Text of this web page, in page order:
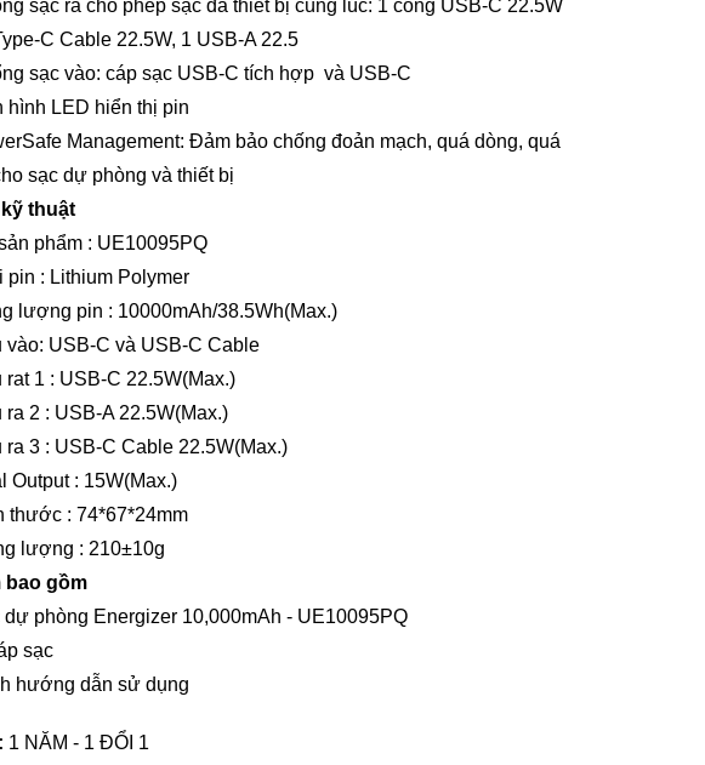
sạc ra cho phép sạc đa thiết bị cùng lúc: 1 cổng USB-C 22.5W
C Cable 22.5W, 1 USB-A 22.5
sạc vào: cáp sạc USB-C tích hợp  và USB-C
hình LED hiển thị pin
Management: Đảm bảo chống đoản mạch, quá dòng, quá
sạc dự phòng và thiết bị
thuật
phẩm : UE10095PQ
pin : Lithium Polymer
lượng pin : 10000mAh/38.5Wh(Max.)
vào: USB-C và USB-C Cable
1 : USB-C 22.5W(Max.)
2 : USB-A 22.5W(Max.)
ra 3 : USB-C Cable 22.5W(Max.)
Output : 15W(Max.)
thước : 74*67*24mm
lượng : 210±10g
bao gồm
dự phòng Energizer 10,000mAh - UE10095PQ
sạc
hướng dẫn sử dụng
1 NĂM - 1 ĐỔI 1